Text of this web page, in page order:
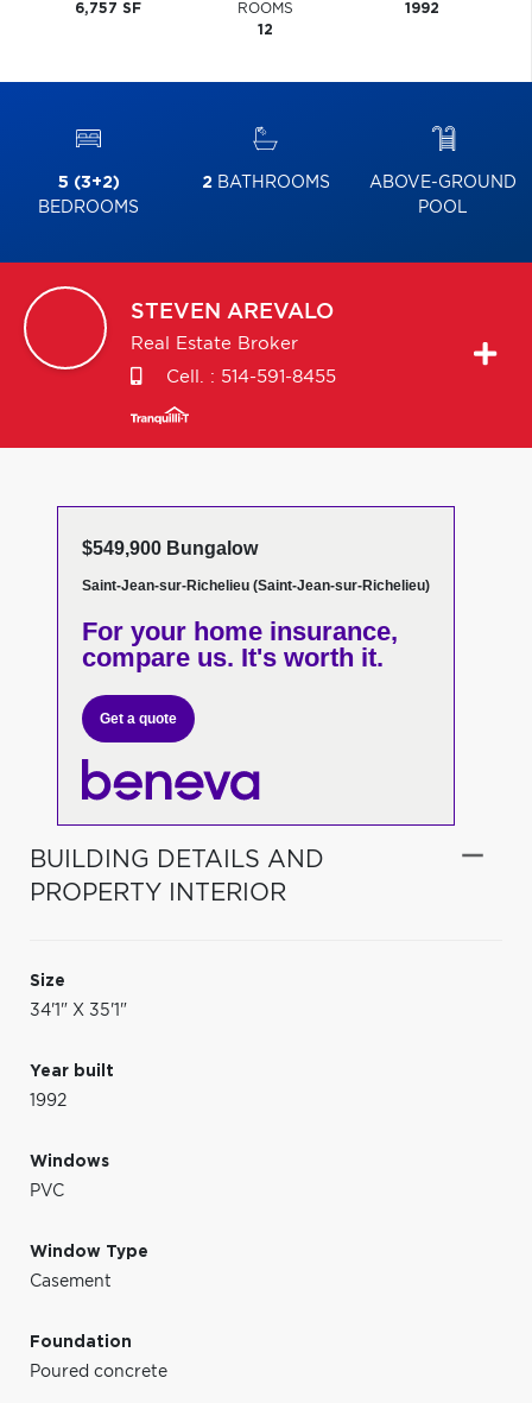
6,757 SF
ROOMS
12
1992
5 (3+2)
BEDROOMS
2BATHROOMS
ABOVE-GROUND
POOL
STEVEN AREVALO
Real Estate Broker
Cell. : 514-591-8455
$549,900 Bungalow
Saint-Jean-sur-Richelieu (Saint-Jean-sur-Richelieu)
For your home insurance,
compare us. It's worth it.
Get a quote
BUILDING DETAILS AND
PROPERTY INTERIOR
Size
34'1" X 35'1"
Year built
1992
Windows
PVC
Window Type
Casement
Foundation
Poured concrete